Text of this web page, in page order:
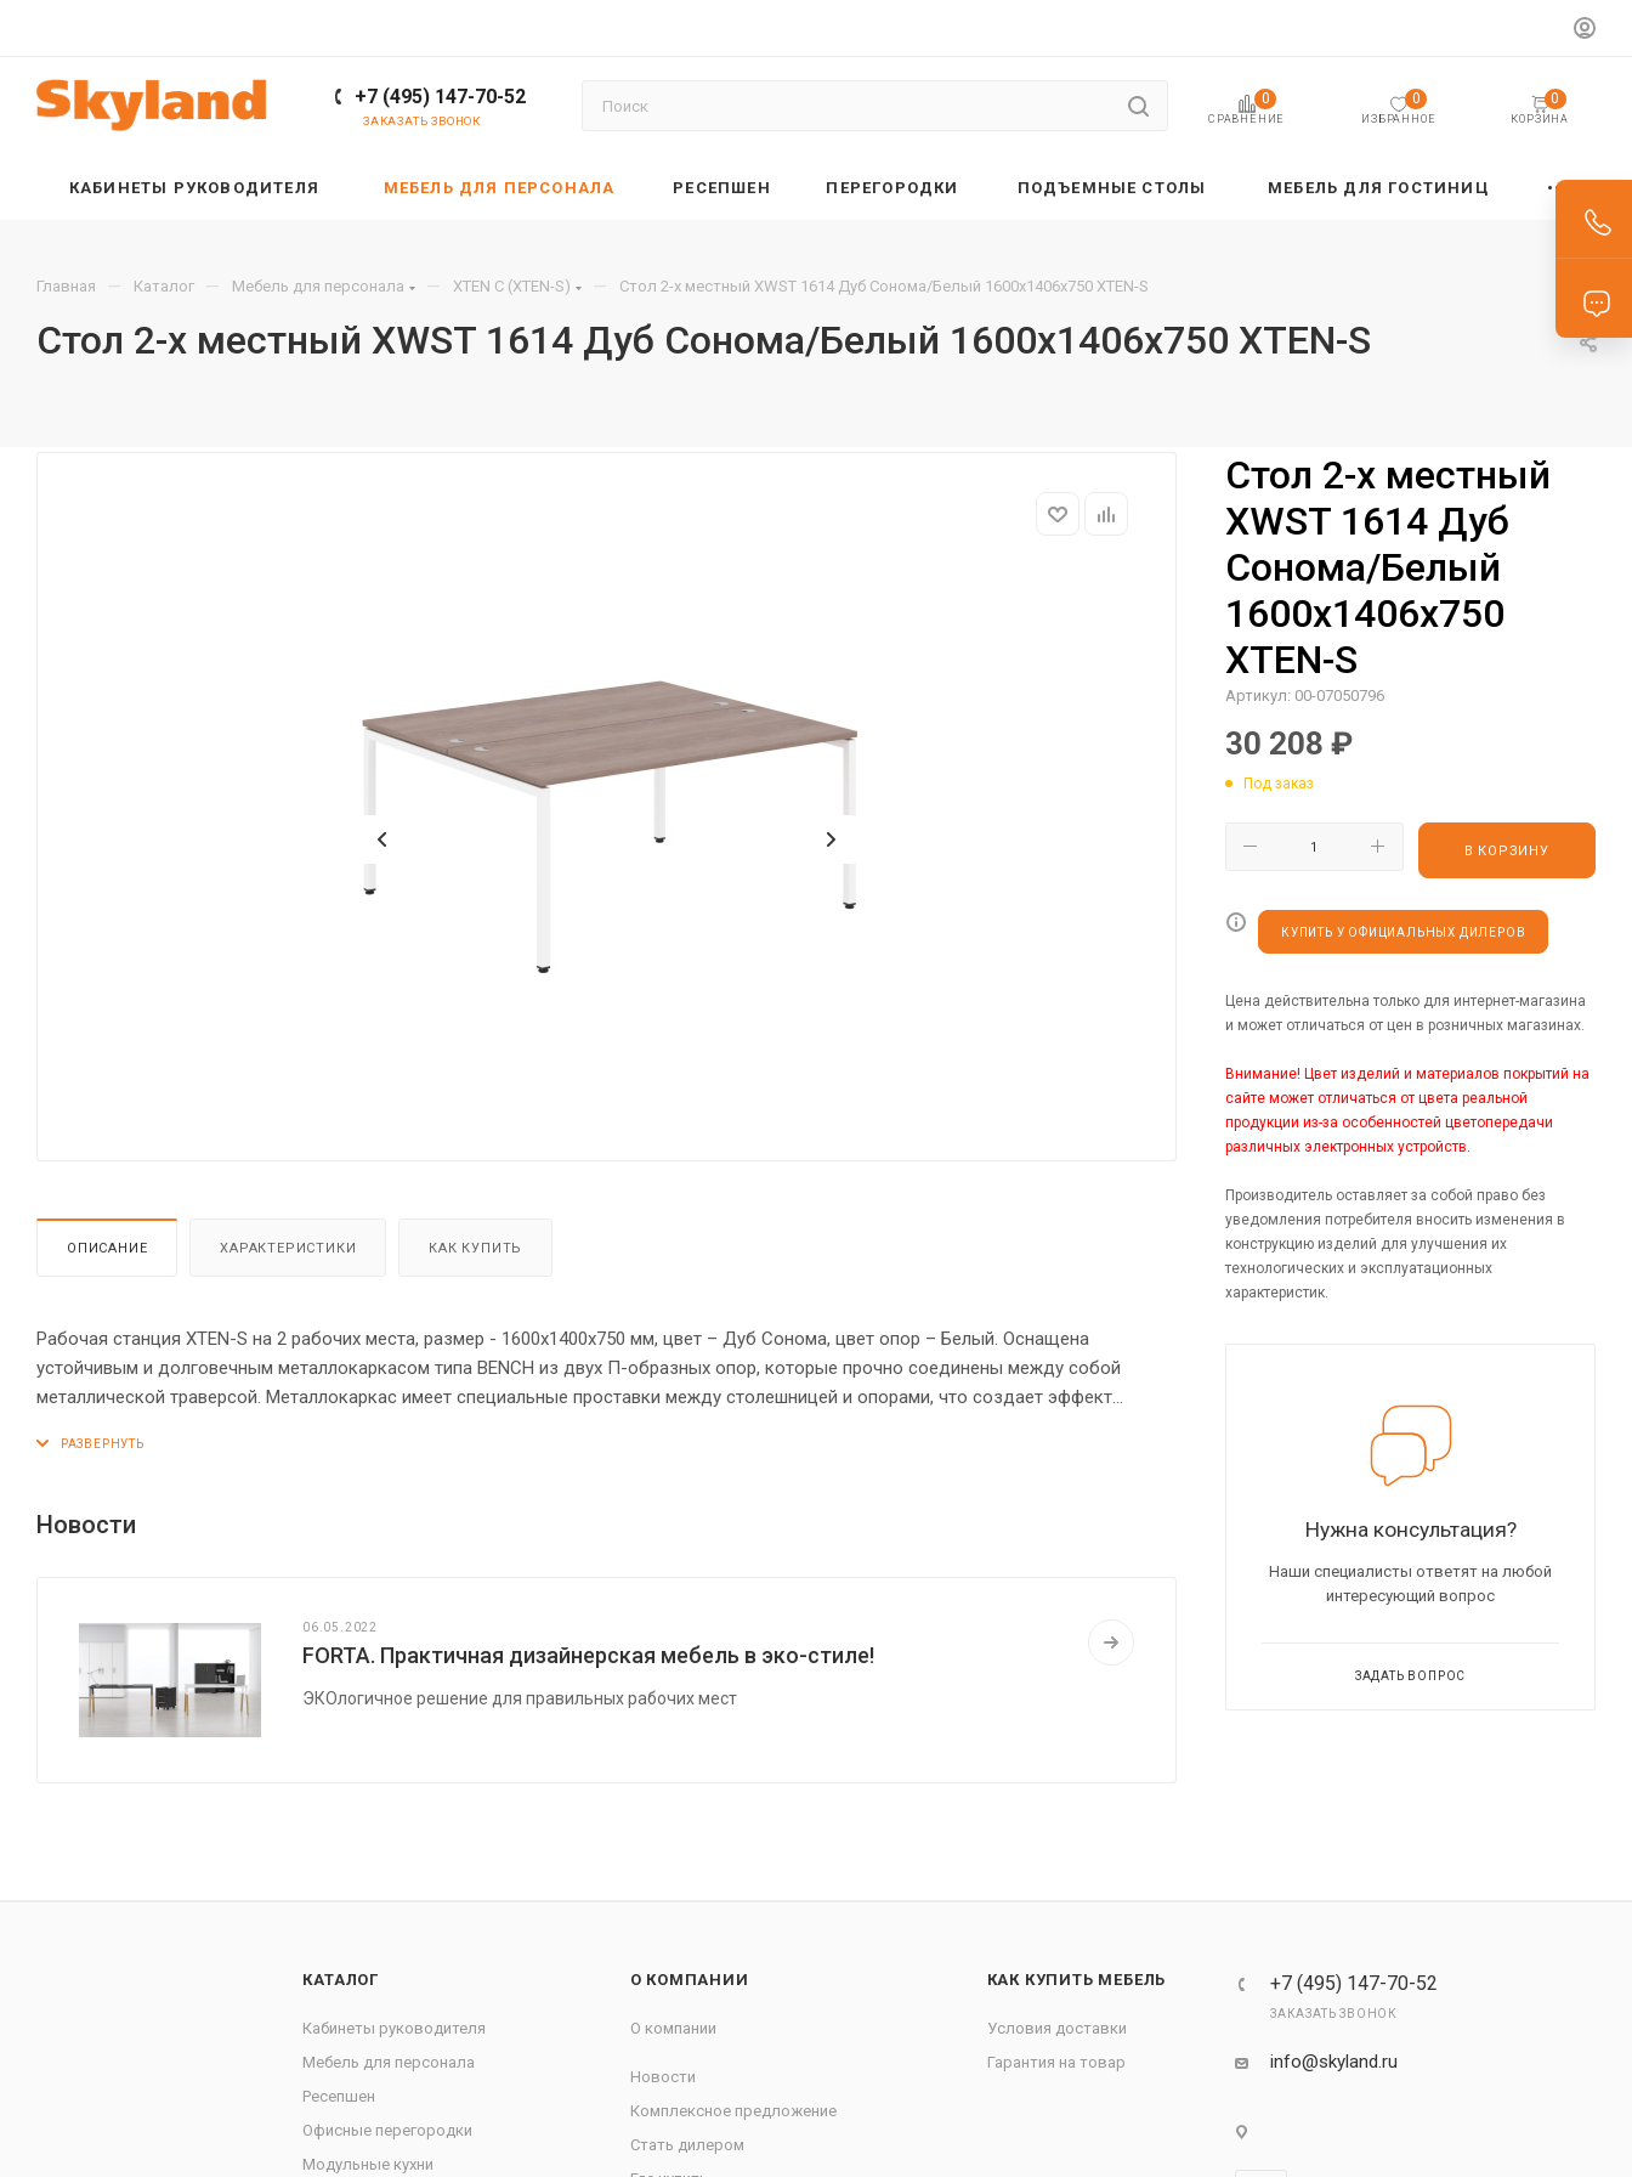
+7 (495) 147-70-52
ЗАКАЗАТЬ ЗВОНОК СРАВНЕНИЕ
0
ИЗБРАННОЕ
0
КОРЗИНА
0
КАБИНЕТЫ РУКОВОДИТЕЛЯ МЕБЕЛЬ ДЛЯ ПЕРСОНАЛА РЕСЕПШЕН ПЕРЕГОРОДКИ ПОДЪЕМНЫЕ СТОЛЫ МЕБЕЛЬ ДЛЯ ГОСТИНИЦ
Главная — Каталог — Мебель для персонала — XTEN С (XTEN-S) — Стол 2-х местный XWST 1614 Дуб Сонома/Белый 1600х1406х750 XTEN-S
Стол 2-х местный XWST 1614 Дуб Сонома/Белый 1600х1406х750 XTEN-S
ОПИСАНИЕ ХАРАКТЕРИСТИКИ КАК КУПИТЬ
Рабочая станция XTEN-S на 2 рабочих места, размер - 1600х1400х750 мм, цвет – Дуб Сонома, цвет опор – Белый. Оснащена
устойчивым и долговечным металлокаркасом типа BENCH из двух П-образных опор, которые прочно соединены между собой
металлической траверсой. Металлокаркас имеет специальные проставки между столешницей и опорами, что создает эффект
Регулируемые опоры обеспечат столу устойчивость на неровном полу.
Новости
06.05.2022
FORTA. Практичная дизайнерская мебель в эко-стиле!
ЭКОлогичное решение для правильных рабочих мест
Стол 2-х местный
XWST 1614 Дуб
Сонома/Белый
1600х1406х750
XTEN-S
Артикул: 00-07050796
30 208 ₽
Под заказ
В КОРЗИНУ
КУПИТЬ У ОФИЦИАЛЬНЫХ ДИЛЕРОВ
Цена действительна только для интернет-магазина
и может отличаться от цен в розничных магазинах.
Внимание! Цвет изделий и материалов покрытий на
сайте может отличаться от цвета реальной
продукции из-за особенностей цветопередачи
различных электронных устройств.
Производитель оставляет за собой право без
уведомления потребителя вносить изменения в
конструкцию изделий для улучшения их
технологических и эксплуатационных
характеристик.
Нужна консультация?
Наши специалисты ответят на любой
интересующий вопрос
ЗАДАТЬ ВОПРОС
КАТАЛОГ
Кабинеты руководителя
Мебель для персонала
Ресепшен
Офисные перегородки
Модульные кухни
О КОМПАНИИ
О компании
Новости
Комплексное предложение
Стать дилером
КАК КУПИТЬ МЕБЕЛЬ
Условия доставки
Гарантия на товар
+7 (495) 147-70-52
ЗАКАЗАТЬ ЗВОНОК
info@skyland.ru